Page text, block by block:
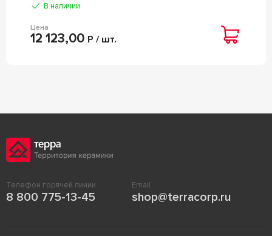
В наличии
Цена
12 123,00 Р / шт.
Телефон горячей линии
8 800 775-13-45
Email
shop@terracorp.ru